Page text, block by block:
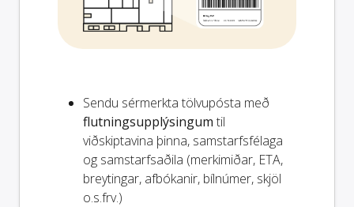
Sendu sérmerkta tölvupósta með
flutningsupplýsingum til
viðskiptavina þinna, samstarfsfélaga
og samstarfsaðila (merkimiðar, ETA,
breytingar, afbókanir, bílnúmer, skjöl
o.s.frv.)